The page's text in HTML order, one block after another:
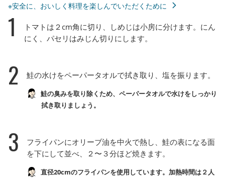
※安全に、おいしく料理を楽しんでいただくために
1
トマトは２cm角に切り、しめじは小房に分けます。にん
にく、パセリはみじん切りにします。
2 鮭の水けをペーパータオルで拭き取り、塩を振ります。
鮭の臭みを取り除くため、ペーパータオルで水けをしっかり
拭き取りましょう。
3
フライパンにオリーブ油を中火で熱し、鮭の表になる面
を下にして並べ、２〜３分ほど焼きます。
直径20cmのフライパンを使用しています。加熱時間は２人